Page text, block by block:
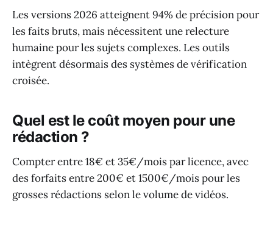
Les versions 2026 atteignent 94% de précision pour
les faits bruts, mais nécessitent une relecture
humaine pour les sujets complexes. Les outils
intègrent désormais des systèmes de vérification
croisée.
Quel est le coût moyen pour une
rédaction ?
Compter entre 18€ et 35€/mois par licence, avec
des forfaits entre 200€ et 1500€/mois pour les
grosses rédactions selon le volume de vidéos.